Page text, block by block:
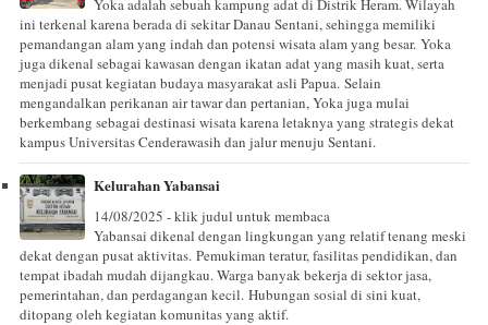
Yoka adalah sebuah kampung adat di Distrik Heram. Wilayah
ini terkenal karena berada di sekitar Danau Sentani, sehingga memiliki
pemandangan alam yang indah dan potensi wisata alam yang besar. Yoka
juga dikenal sebagai kawasan dengan ikatan adat yang masih kuat, serta
menjadi pusat kegiatan budaya masyarakat asli Papua. Selain
mengandalkan perikanan air tawar dan pertanian, Yoka juga mulai
berkembang sebagai destinasi wisata karena letaknya yang strategis dekat
kampus Universitas Cenderawasih dan jalur menuju Sentani.
Kelurahan Yabansai
14/08/2025 - klik judul untuk membaca
Yabansai dikenal dengan lingkungan yang relatif tenang meski
dekat dengan pusat aktivitas. Pemukiman teratur, fasilitas pendidikan, dan
tempat ibadah mudah dijangkau. Warga banyak bekerja di sektor jasa,
pemerintahan, dan perdagangan kecil. Hubungan sosial di sini kuat,
ditopang oleh kegiatan komunitas yang aktif.